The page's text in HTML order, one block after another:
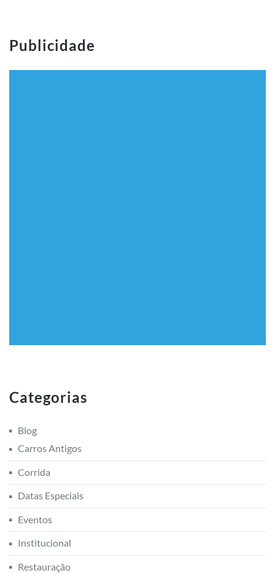
Publicidade
Categorias
Blog
Carros Antigos
Corrida
Datas Especiais
Eventos
Institucional
Restauração